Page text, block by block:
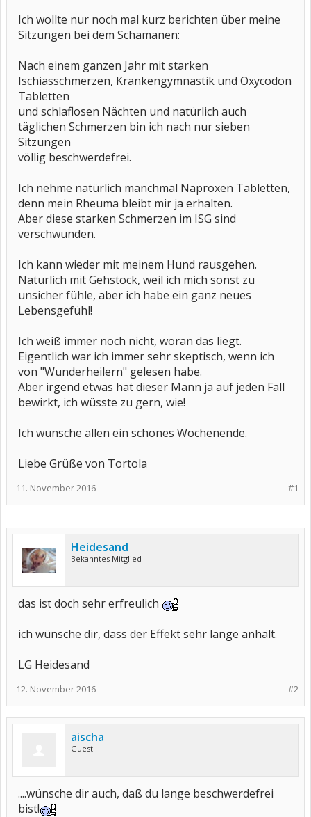
Ich wollte nur noch mal kurz berichten über meine
Sitzungen bei dem Schamanen:
Nach einem ganzen Jahr mit starken
Ischiasschmerzen, Krankengymnastik und Oxycodon
Tabletten
und schlaflosen Nächten und natürlich auch
täglichen Schmerzen bin ich nach nur sieben
Sitzungen
völlig beschwerdefrei.
Ich nehme natürlich manchmal Naproxen Tabletten,
denn mein Rheuma bleibt mir ja erhalten.
Aber diese starken Schmerzen im ISG sind
verschwunden.
Ich kann wieder mit meinem Hund rausgehen.
Natürlich mit Gehstock, weil ich mich sonst zu
unsicher fühle, aber ich habe ein ganz neues
Lebensgefühl!
Ich weiß immer noch nicht, woran das liegt.
Eigentlich war ich immer sehr skeptisch, wenn ich
von "Wunderheilern" gelesen habe.
Aber irgend etwas hat dieser Mann ja auf jeden Fall
bewirkt, ich wüsste zu gern, wie!
Ich wünsche allen ein schönes Wochenende.
Liebe Grüße von Tortola
#1
11. November 2016
Heidesand
Bekanntes Mitglied
das ist doch sehr erfreulich
ich wünsche dir, dass der Effekt sehr lange anhält.
LG Heidesand
#2
12. November 2016
aischa
Guest
....wünsche dir auch, daß du lange beschwerdefrei
bist!